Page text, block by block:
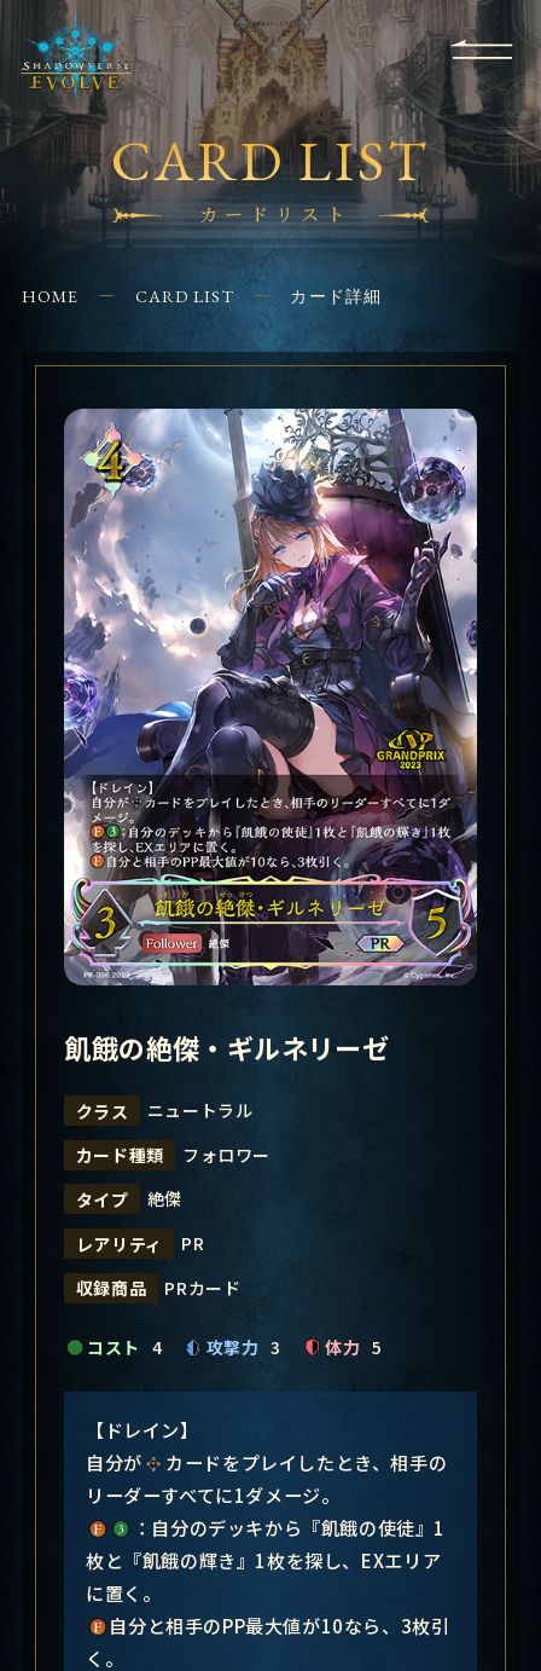
Q&A
EVENT SHOPS
FOR
BEGINNERS
APPLICATION
CONTACT
CARD LIST
カードリスト
HOME CARD LIST カード詳細
飢餓の絶傑・ギルネリーゼ
クラス
ニュートラル
カード種類
フォロワー
タイプ
絶傑
レアリティ
PR
収録商品
PRカード
コスト 4 攻撃力 3 体力 5
【ドレイン】
自分が
カードをプレイしたとき、相手の
リーダーすべてに1ダメージ。
：自分のデッキから『飢餓の使徒』1
枚と『飢餓の輝き』1枚を探し、EXエリア
に置く。
自分と相手のPP最大値が10なら、3枚引
く。